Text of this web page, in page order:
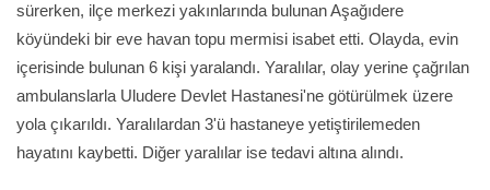
sürerken, ilçe merkezi yakınlarında bulunan Aşağıdere
köyündeki bir eve havan topu mermisi isabet etti. Olayda, evin
içerisinde bulunan 6 kişi yaralandı. Yaralılar, olay yerine çağrılan
ambulanslarla Uludere Devlet Hastanesi'ne götürülmek üzere
yola çıkarıldı. Yaralılardan 3'ü hastaneye yetiştirilemeden
hayatını kaybetti. Diğer yaralılar ise tedavi altına alındı.